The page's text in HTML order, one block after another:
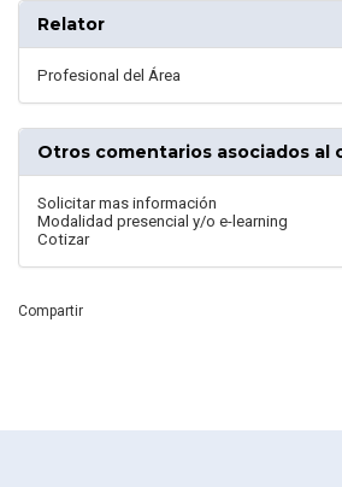
Relator
Profesional del Área
Otros comentarios asociados al
Solicitar mas información
Modalidad presencial y/o e-learning
Cotizar
Compartir